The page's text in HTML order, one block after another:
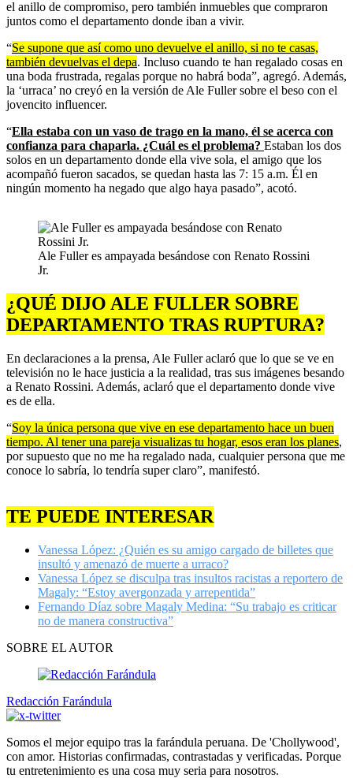
el anillo de compromiso, pero también inmuebles que compraron
juntos como el departamento donde iban a vivir.
“Se supone que así como uno devuelve el anillo, si no te casas,
también devuelvas el depa. Incluso cuando te han regalado cosas en
una boda frustrada, regalas porque no habrá boda”, agregó. Además,
la ‘urraca’ no creyó en la versión de Ale Fuller sobre el beso con el
jovencito influencer.
“Ella estaba con un vaso de trago en la mano, él se acerca con
confianza para chaparla. ¿Cuál es el problema? Estaban los dos
solos en un departamento donde ella vive sola, el amigo que los
acompañó fueron sacados, se quedan hasta las 7: 15 a.m. Él en
ningún momento ha negado que algo haya pasado”, acotó.
Ale Fuller es ampayada besándose con Renato Rossini
Jr.
¿QUÉ DIJO ALE FULLER SOBRE
DEPARTAMENTO TRAS RUPTURA?
En declaraciones a la prensa, Ale Fuller aclaró que lo que se ve en
televisión no le hace justicia a la realidad, tras sus imágenes besando
a Renato Rossini. Además, aclaró que el departamento donde vive
es de ella.
“Soy la única persona que vive en ese departamento hace un buen
tiempo. Al tener una pareja visualizas tu hogar, esos eran los planes,
por supuesto que no me ha regalado nada, cualquier persona que me
conoce lo sabría, lo tendría super claro”, manifestó.
TE PUEDE INTERESAR
Vanessa López: ¿Quién es su amigo cargado de billetes que
insultó y amenazó de muerte a urraco?
Vanessa López se disculpa tras insultos racistas a reportero de
Magaly: “Estoy avergonzada y arrepentida”
Fernando Díaz sobre Magaly Medina: “Su trabajo es criticar
no de manera constructiva”
SOBRE EL AUTOR
Redacción Farándula
Somos el mejor equipo tras la farándula peruana. De 'Chollywood',
con amor. Historias confirmadas, contrastadas y verificadas. Porque
tu entretenimiento es una cosa muy seria para nosotros.